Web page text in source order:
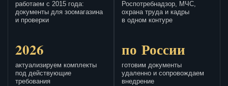
работаем с 2015 года:
документы для зоомагазина
и проверки
Роспотребнадзор, МЧС,
охрана труда и кадры
в одном контуре
2026
актуализируем комплекты
под действующие
требования
по России
готовим документы
удаленно и сопровождаем
внедрение